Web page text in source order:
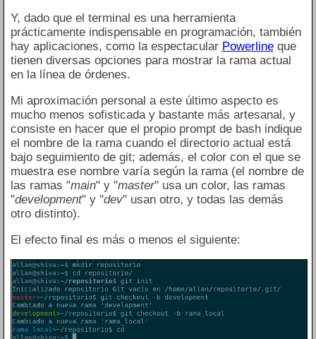
Y, dado que el terminal es una herramienta
prácticamente indispensable en programación, también
hay aplicaciones, como la espectacular Powerlineque
tienen diversas opciones para mostrar la rama actual
en la línea de órdenes.
Mi aproximación personal a este último aspecto es
mucho menos sofisticada y bastante más artesanal, y
consiste en hacer que el propio prompt de bash indique
el nombre de la rama cuando el directorio actual está
bajo seguimiento de git; además, el color con el que se
muestra ese nombre varía según la rama (el nombre de
las ramas "main" y "master" usa un color, las ramas
"development" y "dev" usan otro, y todas las demás
otro distinto).
El efecto final es más o menos el siguiente: